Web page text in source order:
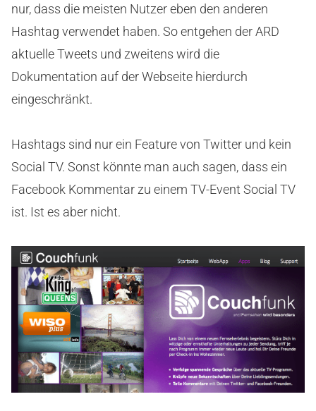
nur, dass die meisten Nutzer eben den anderen
Hashtag verwendet haben. So entgehen der ARD
aktuelle Tweets und zweitens wird die
Dokumentation auf der Webseite hierdurch
eingeschränkt.
Hashtags sind nur ein Feature von Twitter und kein
Social TV. Sonst könnte man auch sagen, dass ein
Facebook Kommentar zu einem TV-Event Social TV
ist. Ist es aber nicht.